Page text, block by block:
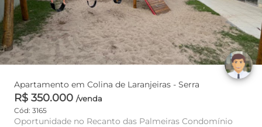
Apartamento em Colina de Laranjeiras - Serra
R$ 350.000 /venda
Cód: 3165
Oportunidade no Recanto das Palmeiras Condomínio